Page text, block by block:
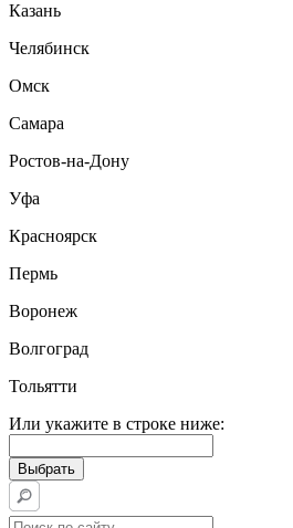
Казань
Челябинск
Омск
Самара
Ростов-на-Дону
Уфа
Красноярск
Пермь
Воронеж
Волгоград
Тольятти
Или укажите в строке ниже: